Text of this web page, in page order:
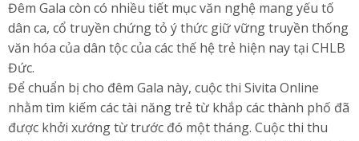
Đêm Gala còn có nhiều tiết mục văn nghệ mang yếu tố
dân ca, cổ truyền chứng tỏ ý thức giữ vững truyền thống
văn hóa của dân tộc của các thế hệ trẻ hiện nay tại CHLB
Đức.
Để chuẩn bị cho đêm Gala này, cuộc thi Sivita Online
nhằm tìm kiếm các tài năng trẻ từ khắp các thành phố đã
được khởi xướng từ trước đó một tháng. Cuộc thi thu